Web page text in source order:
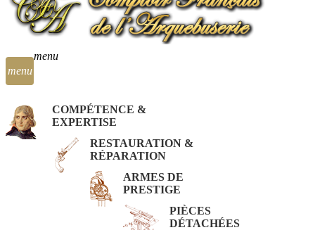
menu
menu
COMPÉTENCE &
EXPERTISE
RESTAURATION &
RÉPARATION
ARMES DE
PRESTIGE
PIÈCES
DÉTACHÉES